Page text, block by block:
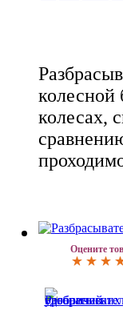
колесной
колесах,
Оцените